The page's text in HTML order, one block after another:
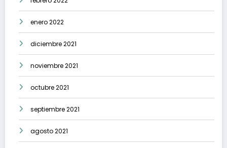
enero 2022
diciembre 2021
noviembre 2021
octubre 2021
septiembre 2021
agosto 2021